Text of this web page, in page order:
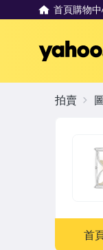
首頁購物
首
拍賣